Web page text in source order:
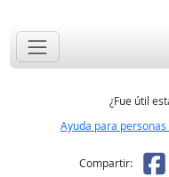
¿Fue útil
Ayuda para
Compartir: